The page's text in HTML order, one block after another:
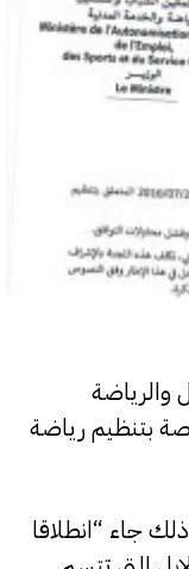
والرياضة
بتنظيم رياضة
جاء “انطلاقا